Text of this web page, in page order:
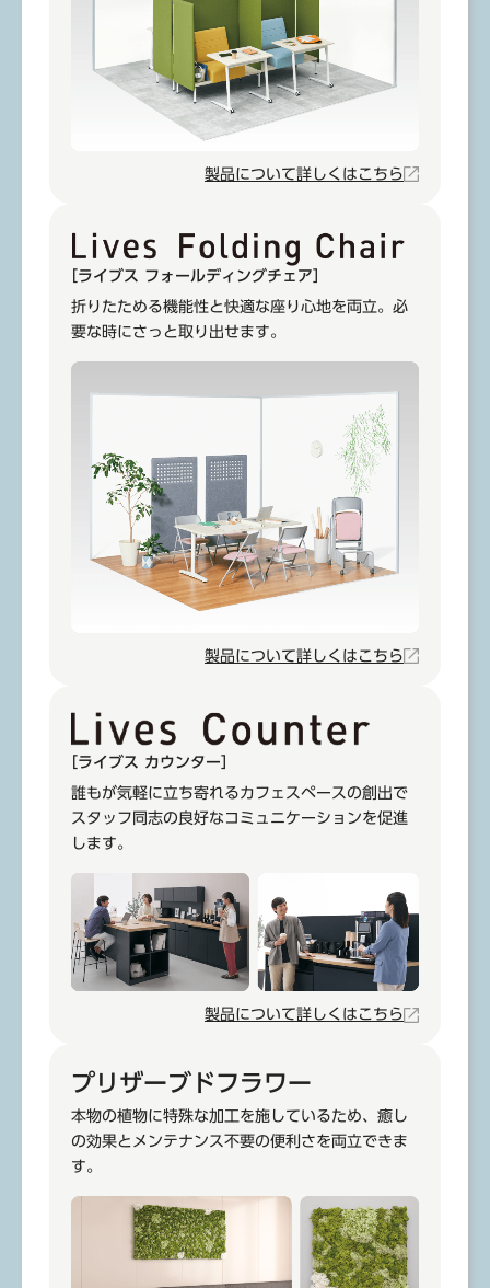
製品について詳しくはこちら
［ライブス フォールディングチェア］
折りたためる機能性と快適な座り心地を両立。必
要な時にさっと取り出せます。
製品について詳しくはこちら
［ライブス カウンター］
誰もが気軽に立ち寄れるカフェスペースの創出で
スタッフ同志の良好なコミュニケーションを促進
します。
製品について詳しくはこちら
プリザーブドフラワー
本物の植物に特殊な加工を施しているため、癒し
の効果とメンテナンス不要の便利さを両立できま
す。